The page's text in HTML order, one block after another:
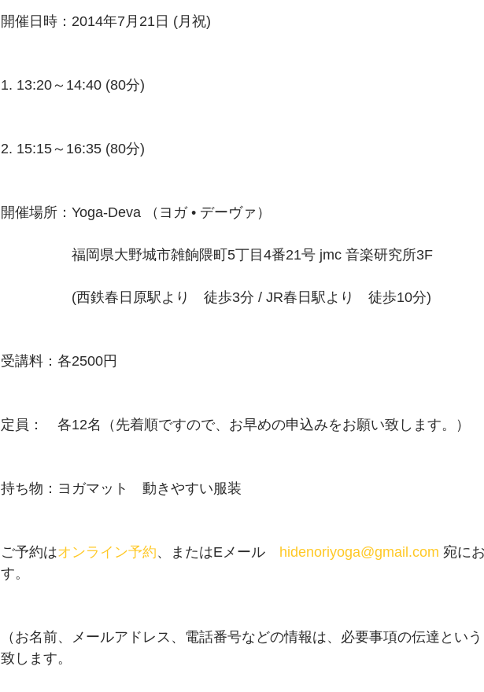
開催日時：2014年7月21日 (月祝)
1. 13:20～14:40 (80分)
2. 15:15～16:35 (80分)
開催場所：Yoga-Deva （ヨガ • デーヴァ）
福岡県大野城市雑餉隈町5丁目4番21号 jmc 音楽研究所3F
(西鉄春日原駅より　徒歩3分 / JR春日駅より　徒歩10分)
受講料：各2500円
定員：　各12名（先着順ですので、お早めの申込みをお願い致します。）
持ち物：ヨガマット　動きやすい服装
ご予約はオンライン予約、またはEメール hidenoriyoga@gmail.com 宛に
す。
（お名前、メールアドレス、電話番号などの情報は、必要事項の伝達とい
致します。